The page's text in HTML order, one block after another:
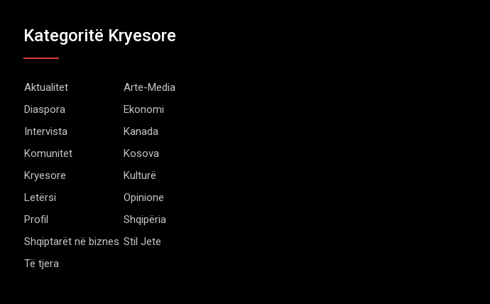
Kategoritë Kryesore
Aktualitet
Arte-Media
Diaspora
Ekonomi
Intervista
Kanada
Komunitet
Kosova
Kryesore
Kulturë
Letërsi
Opinione
Profil
Shqipëria
Shqiptarët në biznes Stil Jete
Të tjera